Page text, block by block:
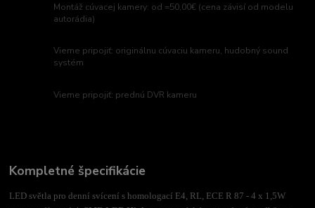
Montáž cúvacej kamery: od =50,00€ (cena závisí od modelu
autorádia)
Vieme pripojiť: originálnu cúvaciu kameru, hudobný sound
systém
Vieme pripojiť: prednú DVR kameru
Kompletné špecifikácie
LED světla pro denní svícení s homologací E4, RL, ECE R 87 - 4 x 1,5W